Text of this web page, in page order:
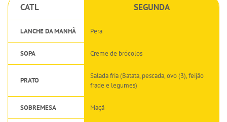
CATL SEGUNDA
LANCHE DA MANHÃ Pera
SOPA Creme de brócolos
PRATO
Salada fria (Batata, pescada, ovo (3), feijão
frade e legumes)
SOBREMESA Maçã